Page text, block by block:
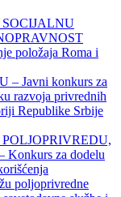
položaja Roma i
Javni konkurs za
razvoja privrednih
Republike Srbije
za dodelu
poljoprivredne